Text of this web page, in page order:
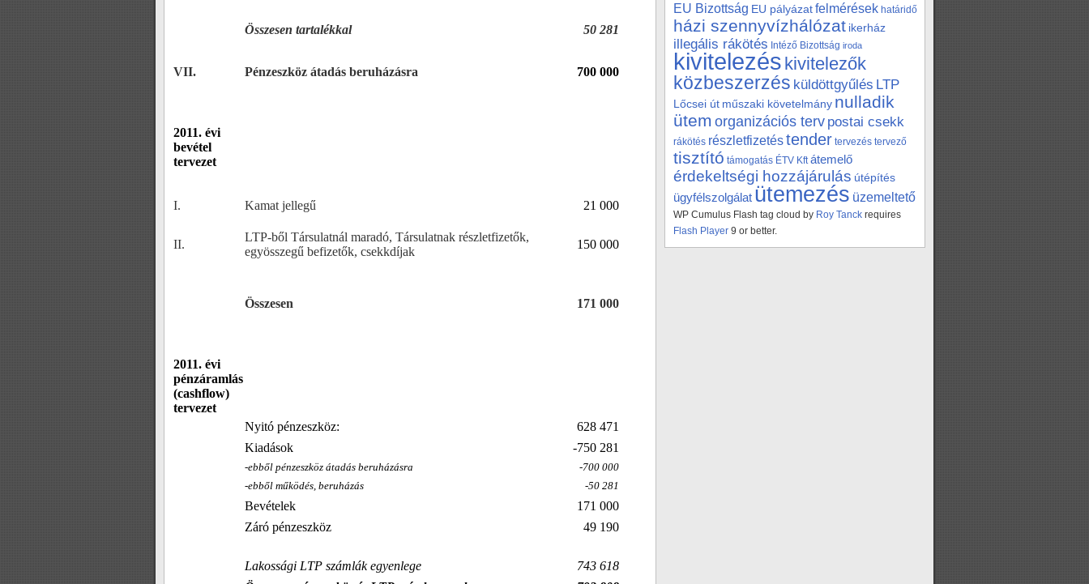
Összesen tartalékkal 50 281
VII. Pénzeszköz átadás beruházásra 700 000
2011. évi
bevétel
tervezet
I. Kamat jellegű 21 000
II.
LTP-ből Társulatnál maradó, Társulatnak részletfizetők,
egyösszegű befizetők, csekkdíjak
150 000
Összesen 171 000
2011. évi
pénzáramlás
(cashflow)
tervezet
Nyitó pénzeszköz:
628 471
Kiadások
-750 281
-ebből pénzeszköz átadás beruházásra
-700 000
-ebből működés, beruházás
-50 281
Bevételek
171 000
Záró pénzeszköz
49 190
Lakossági LTP számlák egyenlege
743 618
EU Bizottság EU pályázatfelmérések határidő
házi szennyvízhálózat ikerház
illegális rákötés Intéző Bizottság iroda
kivitelezés kivitelezők
közbeszerzés küldöttgyűlés LTP
Lőcsei út műszaki követelmány nulladik
ütem organizációs terv postai csekk
rákötés részletfizetéstender tervezés tervező
tisztító támogatás ÉTV Kft átemelő
érdekeltségi hozzájárulás útépítés
ügyfélszolgálat ütemezés üzemeltető
WP Cumulus Flash tag cloud by Roy Tanck requires
Flash Player 9 or better.